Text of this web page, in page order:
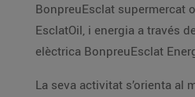
BonpreuEsclat supermercat
EsclatOil, i energia a través
elèctrica BonpreuEsclat
La seva activitat s’orienta al